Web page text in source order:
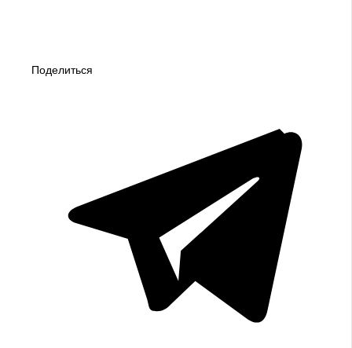
Поделиться